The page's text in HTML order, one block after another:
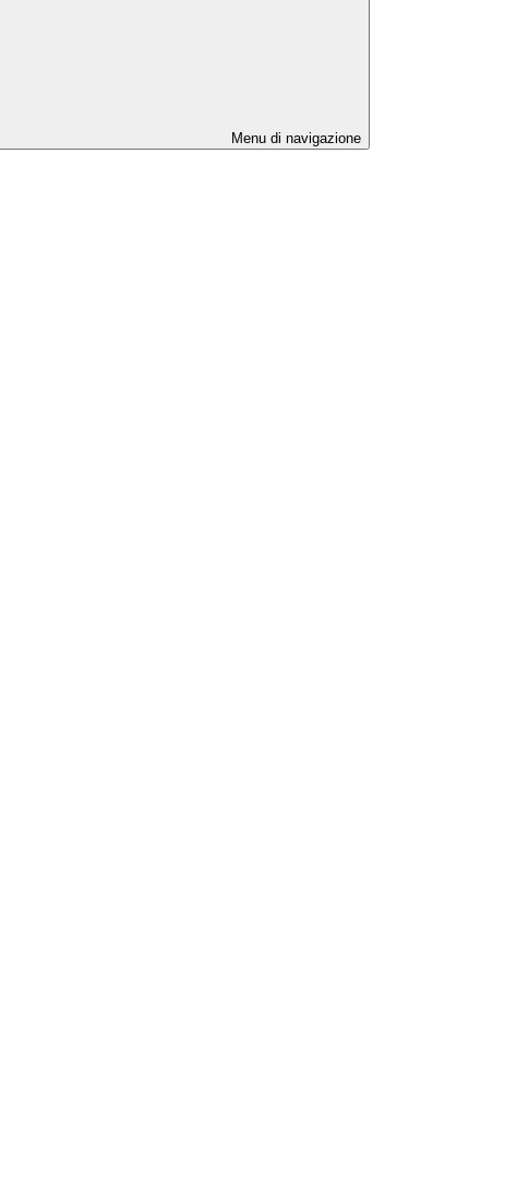
Menu di navigazione